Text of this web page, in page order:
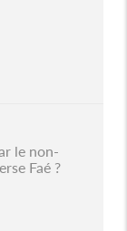
le non-
Faé ?